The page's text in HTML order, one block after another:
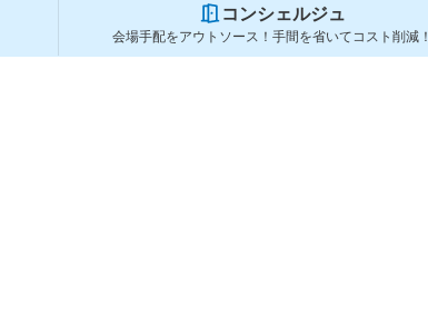
コンシェルジュ
会場手配をアウトソース！手間を省いてコスト削減！